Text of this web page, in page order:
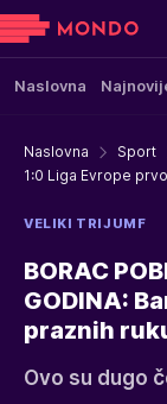
Naslovna
Naslovna Sport
1:0 Liga Evrope
VELIKI TRIJUMF
BORAC
GODINA:
praznih
Ovo su dugo